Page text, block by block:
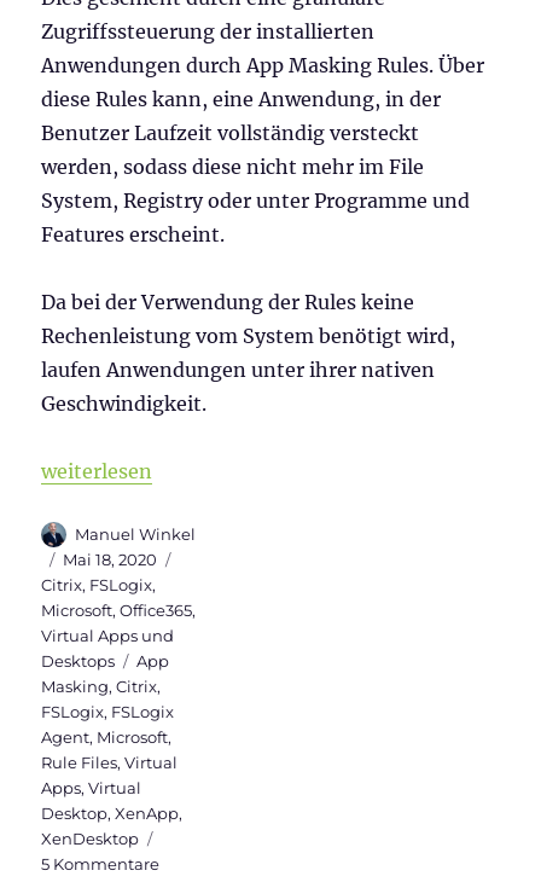
Zugriffssteuerung der installierten
Anwendungen durch App Masking Rules. Über
diese Rules kann, eine Anwendung, in der
Benutzer Laufzeit vollständig versteckt
werden, sodass diese nicht mehr im File
System, Registry oder unter Programme und
Features erscheint.
Da bei der Verwendung der Rules keine
Rechenleistung vom System benötigt wird,
laufen Anwendungen unter ihrer nativen
Geschwindigkeit.
„FSLogix App Masking in Citrix Umgebungen“
weiterlesen
Autor
Manuel Winkel
Veröffentlicht
am
Mai 18, 2020
Citrix, FSLogix,
Microsoft,Office365,
Virtual Apps und
Desktops
Schlagwörter
App
Masking,Citrix,
FSLogix, FSLogix
Agent, Microsoft,
Rule Files,Virtual
Apps,Virtual
Desktop,XenApp,
XenDesktop
5 Kommentarezu